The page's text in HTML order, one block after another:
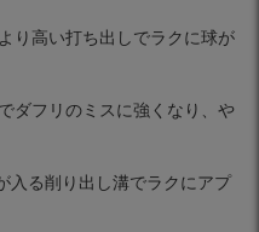
り高い打ち出しでラクに球が
ダフリのミスに強くなり、や
入る削り出し溝でラクにアプ